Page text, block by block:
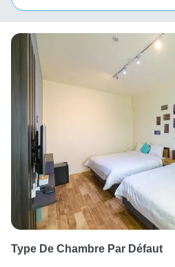
Type De Chambre Par Défaut